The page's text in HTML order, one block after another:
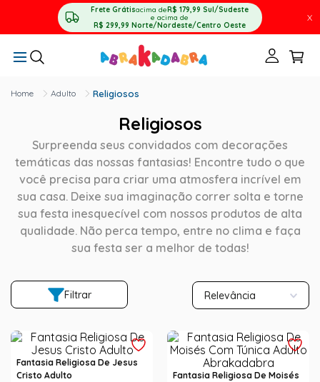
Frete Grátisacima deR$ 179,99 Sul/Sudeste
e acima de
R$ 299,99 Norte/Nordeste/Centro Oeste
X
Adulto Religiosos
Religiosos
Surpreenda seus convidados com decorações
temáticas das nossas fantasias! Encontre tudo o que
você precisa para criar uma atmosfera incrível em
sua casa. Deixe sua imaginação correr solta e torne
sua festa inesquecível com nossos produtos de alta
qualidade. Não perca tempo, entre no clima e faça
sua festa ser a melhor de todas!
Filtrar Relevância
Fantasia Religiosa De Jesus
Cristo Adulto
Fantasia Religiosa De Moisés